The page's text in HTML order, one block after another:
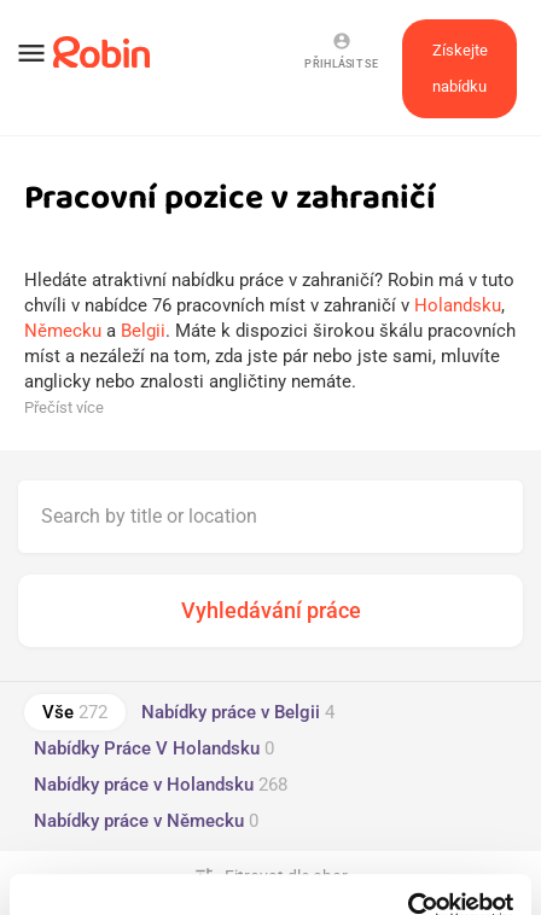
menu
Získejte
nabídku
account_circle
PŘIHLÁSIT SE
Pracovní pozice v zahraničí
Hledáte atraktivní nabídku práce v zahraničí? Robin má v tuto
chvíli v nabídce 76 pracovních míst v zahraničí v Holandsku,
Německu a Belgii. Máte k dispozici širokou škálu pracovních
míst a nezáleží na tom, zda jste pár nebo jste sami, mluvíte
anglicky nebo znalosti angličtiny nemáte.
Přečíst více
Vše 272 Nabídky práce v Belgii 4
Nabídky Práce V Holandsku 0
Nabídky práce v Holandsku 268
Nabídky práce v Německu 0
Fitrovat dle obor
tune